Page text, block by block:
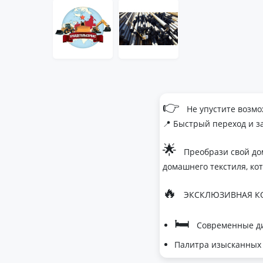
👉
Не упустите
📍 Быстрый переход и
🌟
Преобрази свой
домашнего текстиля,
🔥 ЭКСКЛЮЗИВНАЯ
🛏
Современные
Палитра изысканных